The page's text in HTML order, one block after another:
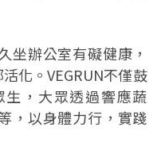
坐辦公室有礙健康，
化。VEGRUN不僅鼓
，大眾透過響應蔬
，以身體力行，實踐